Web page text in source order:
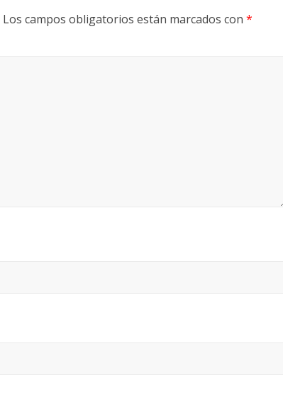
Los campos obligatorios están marcados con *